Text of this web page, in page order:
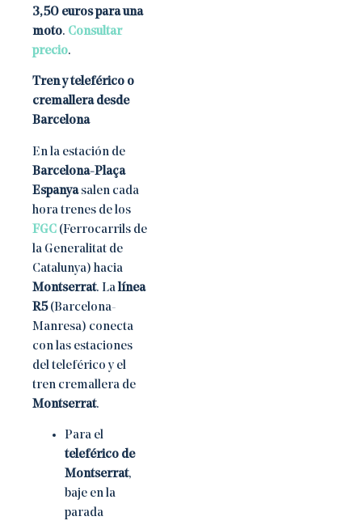
3,50 euros para una
moto. Consultar
precio.
Tren y teleférico o
cremallera desde
Barcelona
En la estación de
Barcelona-Plaça
Espanyasalen cada
hora trenes de los
FGC (Ferrocarrils de
la Generalitat de
Catalunya) hacia
Montserrat. Lalínea
R5(Barcelona-
Manresa) conecta
con las estaciones
del teleférico y el
tren cremallera de
Montserrat.
Para el
teleférico de
Montserrat,
baje en la
parada